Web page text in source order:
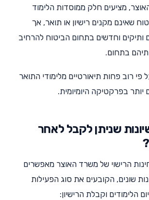
מציעים חלק ממוסדות הלימוד
שאינם מקנים רישיון או תואר, אך
ותיקים וחדשים בתחום הביטוח להרחיב
בתחום.
רוב פחות תיאורטיים מלימודי התואר
יותר בפרקטיקה היומיומית.
שניתן לקבל לאחר
הרישוי של משרד האוצר מאפשרים
רישיונות שונים, הקובעים את סוג הפעילות
הלימודים וקבלת הרישיון: